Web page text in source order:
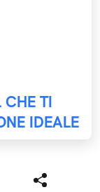
CHE TI
IDEALE